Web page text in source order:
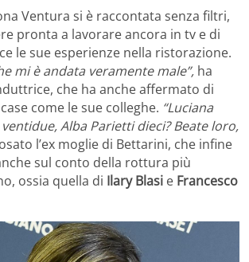
Ventura si è raccontata senza filtri,
pronta a lavorare ancora in tv e di
le sue esperienze nella ristorazione.
mi è andata veramente male”, ha
che ha anche affermato di
come le sue colleghe. “Luciana
Alba Parietti dieci? Beate loro,
l’ex moglie di Bettarini, che infine
sul conto della rottura più
ossia quella di Ilary Blasi e Francesco